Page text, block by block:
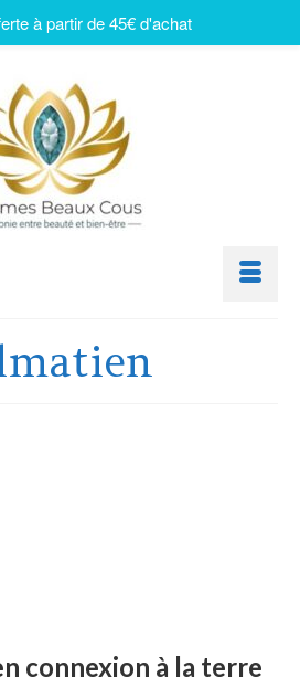
connexion à la terre
à partir de 45€ d'achat